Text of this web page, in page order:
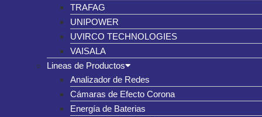
TRAFAG
UNIPOWER
UVIRCO TECHNOLOGIES
VAISALA
Lineas de Productos
Analizador de Redes
Cámaras de Efecto Corona
Energía de Baterias